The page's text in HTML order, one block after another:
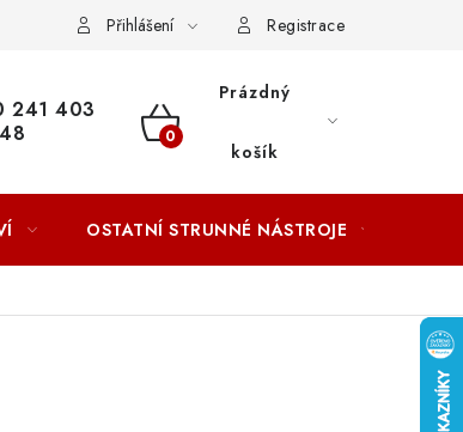
ÚDAJŮ
Přihlášení Registrace
241 403
NÁKUPNÍ
Prázdný
košík
OSTATNÍ STRUNNÉ NÁSTROJE